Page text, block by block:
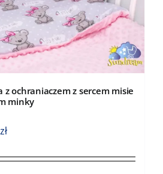
z ochraniaczem z sercem misie
minky
złZakres
od